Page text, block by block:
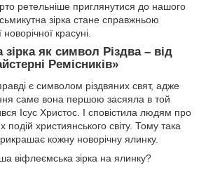
ретельніше приглянутися до нашого
зірка стане справжньою
красуні.
зірка як символ Різдва – від
Ремісників»
є символом різдвяних свят, адже
саме вона першою засяяла в той
Ісус Христос. І сповістила людям про
подій християнського світу. Тому така
кожну новорічну ялинку.
віфлеємська зірка на ялинку?